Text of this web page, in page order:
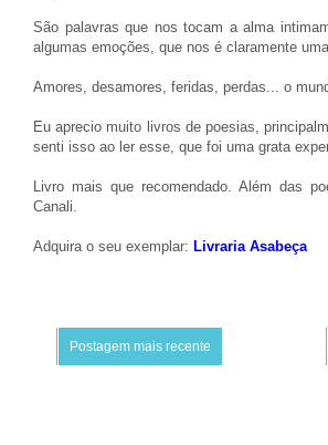
São palavras que nos tocam a alma
algumas emoções, que nos é claramente
Amores, desamores, feridas, perdas... o
Eu aprecio muito livros de poesias,
senti isso ao ler esse, que foi uma grata
Livro mais que recomendado. Além das
Canali.
Adquira o seu exemplar: Livraria Asabeça
Postagem mais recente